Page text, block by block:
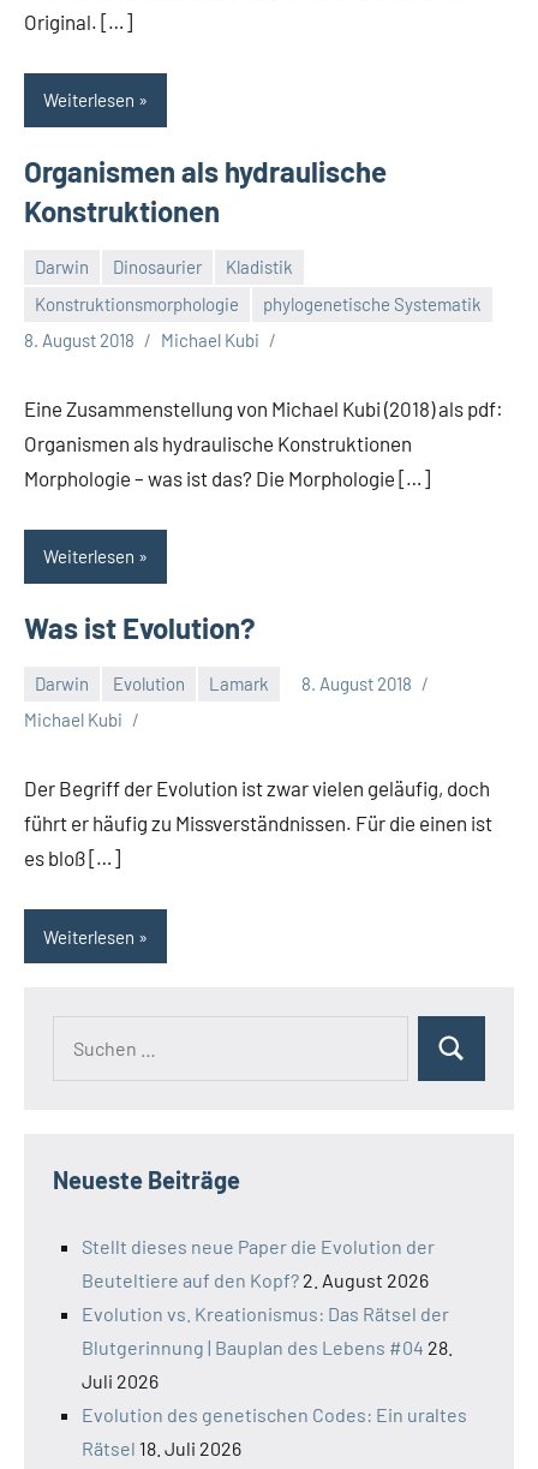
Original. […]
Weiterlesen
Organismen als hydraulische
Konstruktionen
Darwin Dinosaurier
Kladistik
Konstruktionsmorphologie
phylogenetische Systematik
8. August 2018
Michael Kubi
Eine Zusammenstellung von Michael Kubi (2018) als pdf:
Organismen als hydraulische Konstruktionen
Morphologie – was ist das? Die Morphologie […]
Weiterlesen
Was ist Evolution?
Darwin Evolution Lamark
8. August 2018
Michael Kubi
Der Begriff der Evolution ist zwar vielen geläufig, doch
führt er häufig zu Missverständnissen. Für die einen ist
es bloß […]
Weiterlesen
Suchen
Neueste Beiträge
Stellt dieses neue Paper die Evolution der
Beuteltiere auf den Kopf? 2. August 2026
Evolution vs. Kreationismus: Das Rätsel der
Blutgerinnung | Bauplan des Lebens #04 28.
Juli 2026
Evolution des genetischen Codes: Ein uraltes
Rätsel 18. Juli 2026